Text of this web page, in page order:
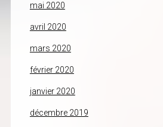
mai 2020
avril 2020
mars 2020
février 2020
janvier 2020
décembre 2019